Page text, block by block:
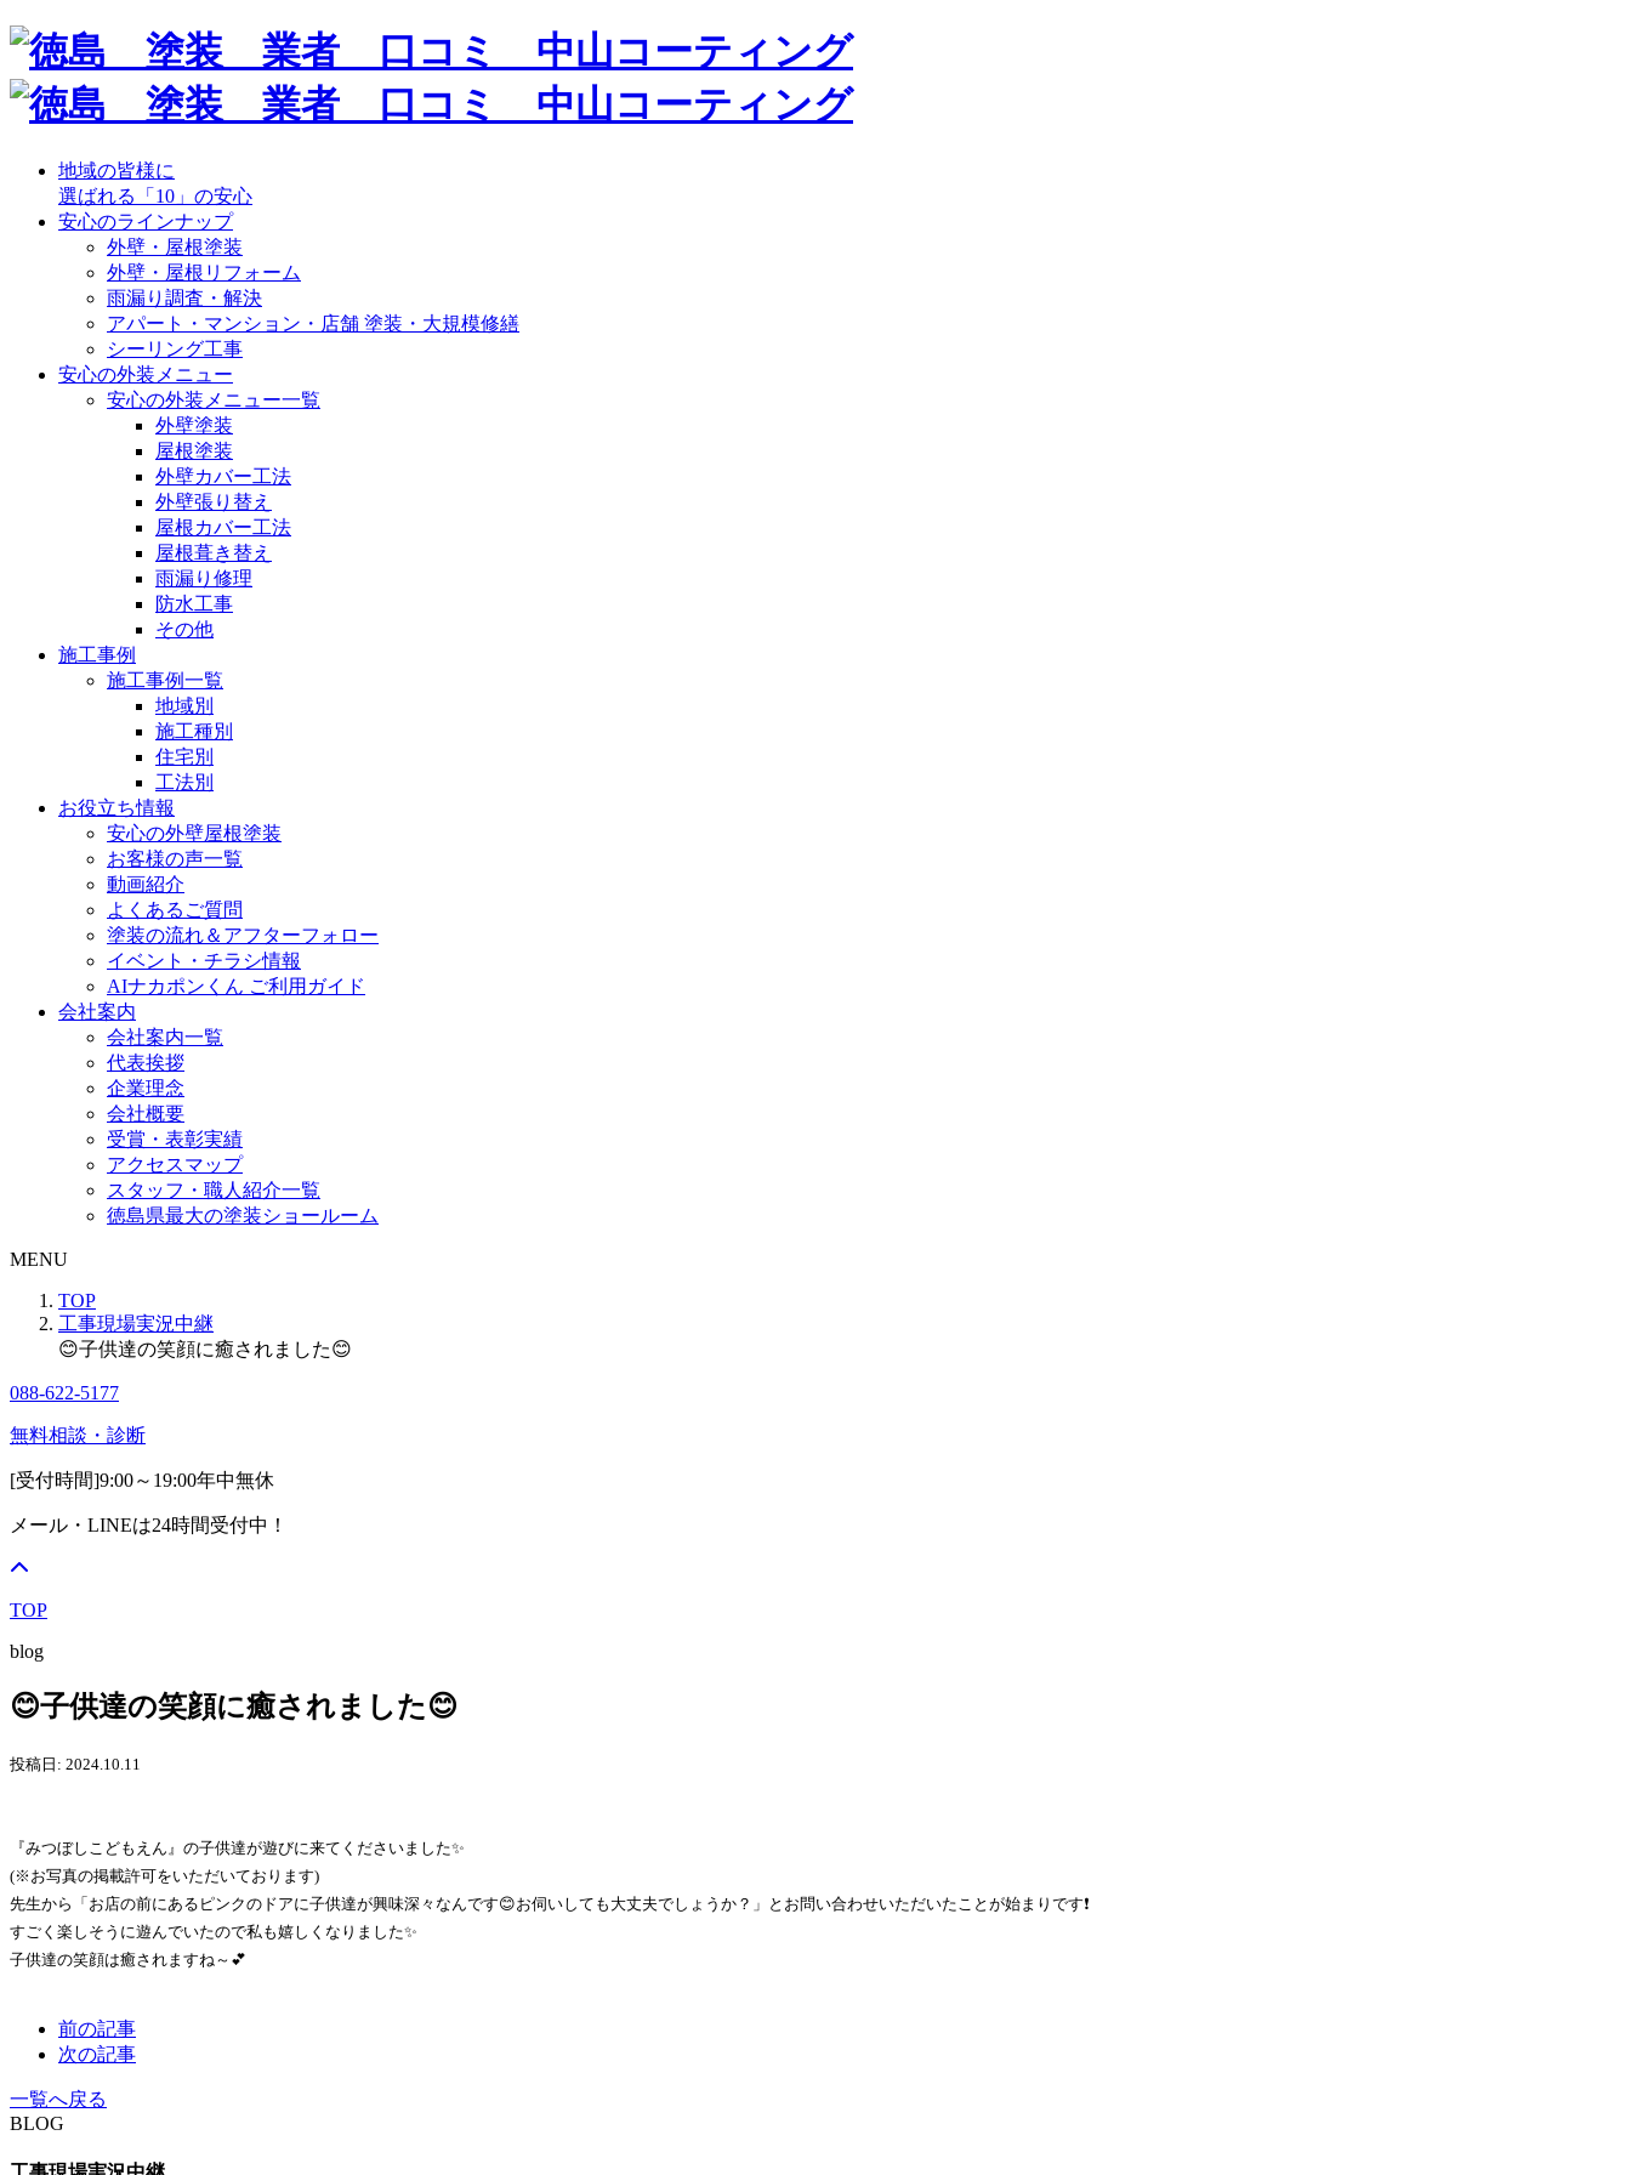
地域の皆様に
選ばれる「10」の安心
安心のラインナップ
外壁・屋根塗装
外壁・屋根リフォーム
雨漏り調査・解決
アパート・マンション・店舗 塗装・大規模修繕
シーリング工事
安心の外装メニュー
安心の外装メニュー一覧
外壁塗装
屋根塗装
外壁カバー工法
外壁張り替え
屋根カバー工法
屋根葺き替え
雨漏り修理
防水工事
その他
施工事例
施工事例一覧
地域別
施工種別
住宅別
工法別
お役立ち情報
安心の外壁屋根塗装
お客様の声一覧
動画紹介
よくあるご質問
塗装の流れ＆アフターフォロー
イベント・チラシ情報
AIナカポンくん ご利用ガイド
会社案内
会社案内一覧
代表挨拶
企業理念
会社概要
受賞・表彰実績
アクセスマップ
スタッフ・職人紹介一覧
徳島県最大の塗装ショールーム
MENU
TOP
工事現場実況中継
😊子供達の笑顔に癒されました😊
088-622-5177
無料相談・診断
[受付時間]9:00～19:00年中無休
メール・LINEは24時間受付中！
TOP
blog
😊子供達の笑顔に癒されました😊
投稿日: 2024.10.11
『みつぼしこどもえん』の子供達が遊びに来てくださいました✨
(※お写真の掲載許可をいただいております)
先生から「お店の前にあるピンクのドアに子供達が興味深々なんです😊お伺いしても大丈夫でしょうか？」とお問い合わせいただいたことが始まりです❗
すごく楽しそうに遊んでいたので私も嬉しくなりました✨
子供達の笑顔は癒されますね～💕
前の記事
次の記事
一覧へ戻る
BLOG